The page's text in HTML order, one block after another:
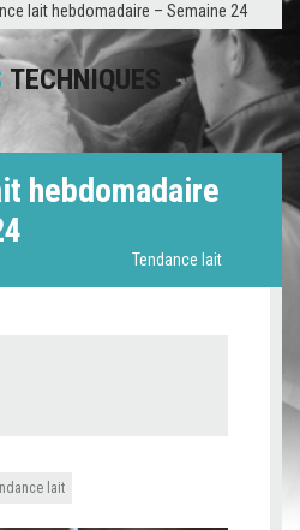
lait hebdomadaire – Semaine 24
TECHNIQUES
hebdomadaire
Tendance lait
lait